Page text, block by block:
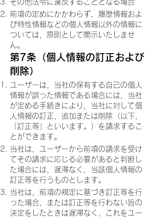
その他法令に違反することとなる場合
前項の定めにかかわらず，履歴情報およ
び特性情報などの個人情報以外の情報に
ついては，原則として開示いたしませ
ん。
第7条（個人情報の訂正および
削除）
ユーザーは，当社の保有する自己の個人
情報が誤った情報である場合には，当社
が定める手続きにより，当社に対して個
人情報の訂正，追加または削除（以下，
「訂正等」といいます。）を請求するこ
とができます。
当社は，ユーザーから前項の請求を受け
てその請求に応じる必要があると判断し
た場合には，遅滞なく，当該個人情報の
訂正等を行うものとします。
当社は，前項の規定に基づき訂正等を行
った場合，または訂正等を行わない旨の
決定をしたときは遅滞なく，これをユー